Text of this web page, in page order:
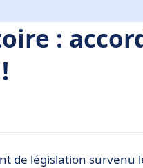
:
en 2022 ?
de législation survenu